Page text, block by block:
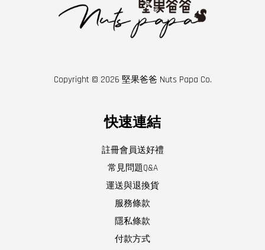
Copyright © 2026 堅果爸爸 Nuts Papa Co.
快速連結
註冊會員送好禮
常見問題Q&A
運送與退換貨
服務條款
隱私條款
付款方式